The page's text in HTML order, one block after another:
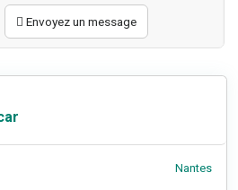
Envoyez un message
Nantes